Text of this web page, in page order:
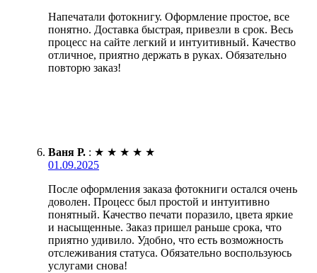
Напечатали фотокнигу. Оформление простое, все
понятно. Доставка быстрая, привезли в срок. Весь
процесс на сайте легкий и интуитивный. Качество
отличное, приятно держать в руках. Обязательно
повторю заказ!
Ваня Р. : ★ ★ ★ ★ ★
01.09.2025
После оформления заказа фотокниги остался очень
доволен. Процесс был простой и интуитивно
понятный. Качество печати поразило, цвета яркие
и насыщенные. Заказ пришел раньше срока, что
приятно удивило. Удобно, что есть возможность
отслеживания статуса. Обязательно воспользуюсь
услугами снова!